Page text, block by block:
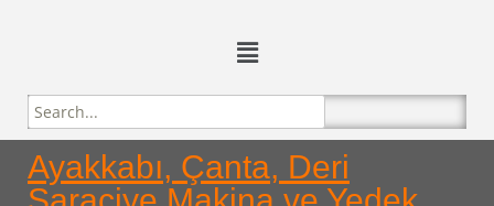
Ayakkabı, Çanta, Deri